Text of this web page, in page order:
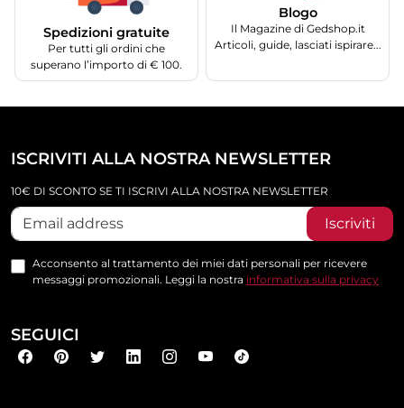
Spedizioni gratuite
Per tutti gli ordini che
superano l’importo di € 100.
Blogo
Il Magazine di Gedshop.it
Articoli, guide, lasciati ispirare...
ISCRIVITI ALLA NOSTRA NEWSLETTER
10€ DI SCONTO SE TI ISCRIVI ALLA NOSTRA NEWSLETTER
Iscriviti
Acconsento al trattamento dei miei dati personali per ricevere
messaggi promozionali. Leggi la nostra informativa sulla privacy
SEGUICI